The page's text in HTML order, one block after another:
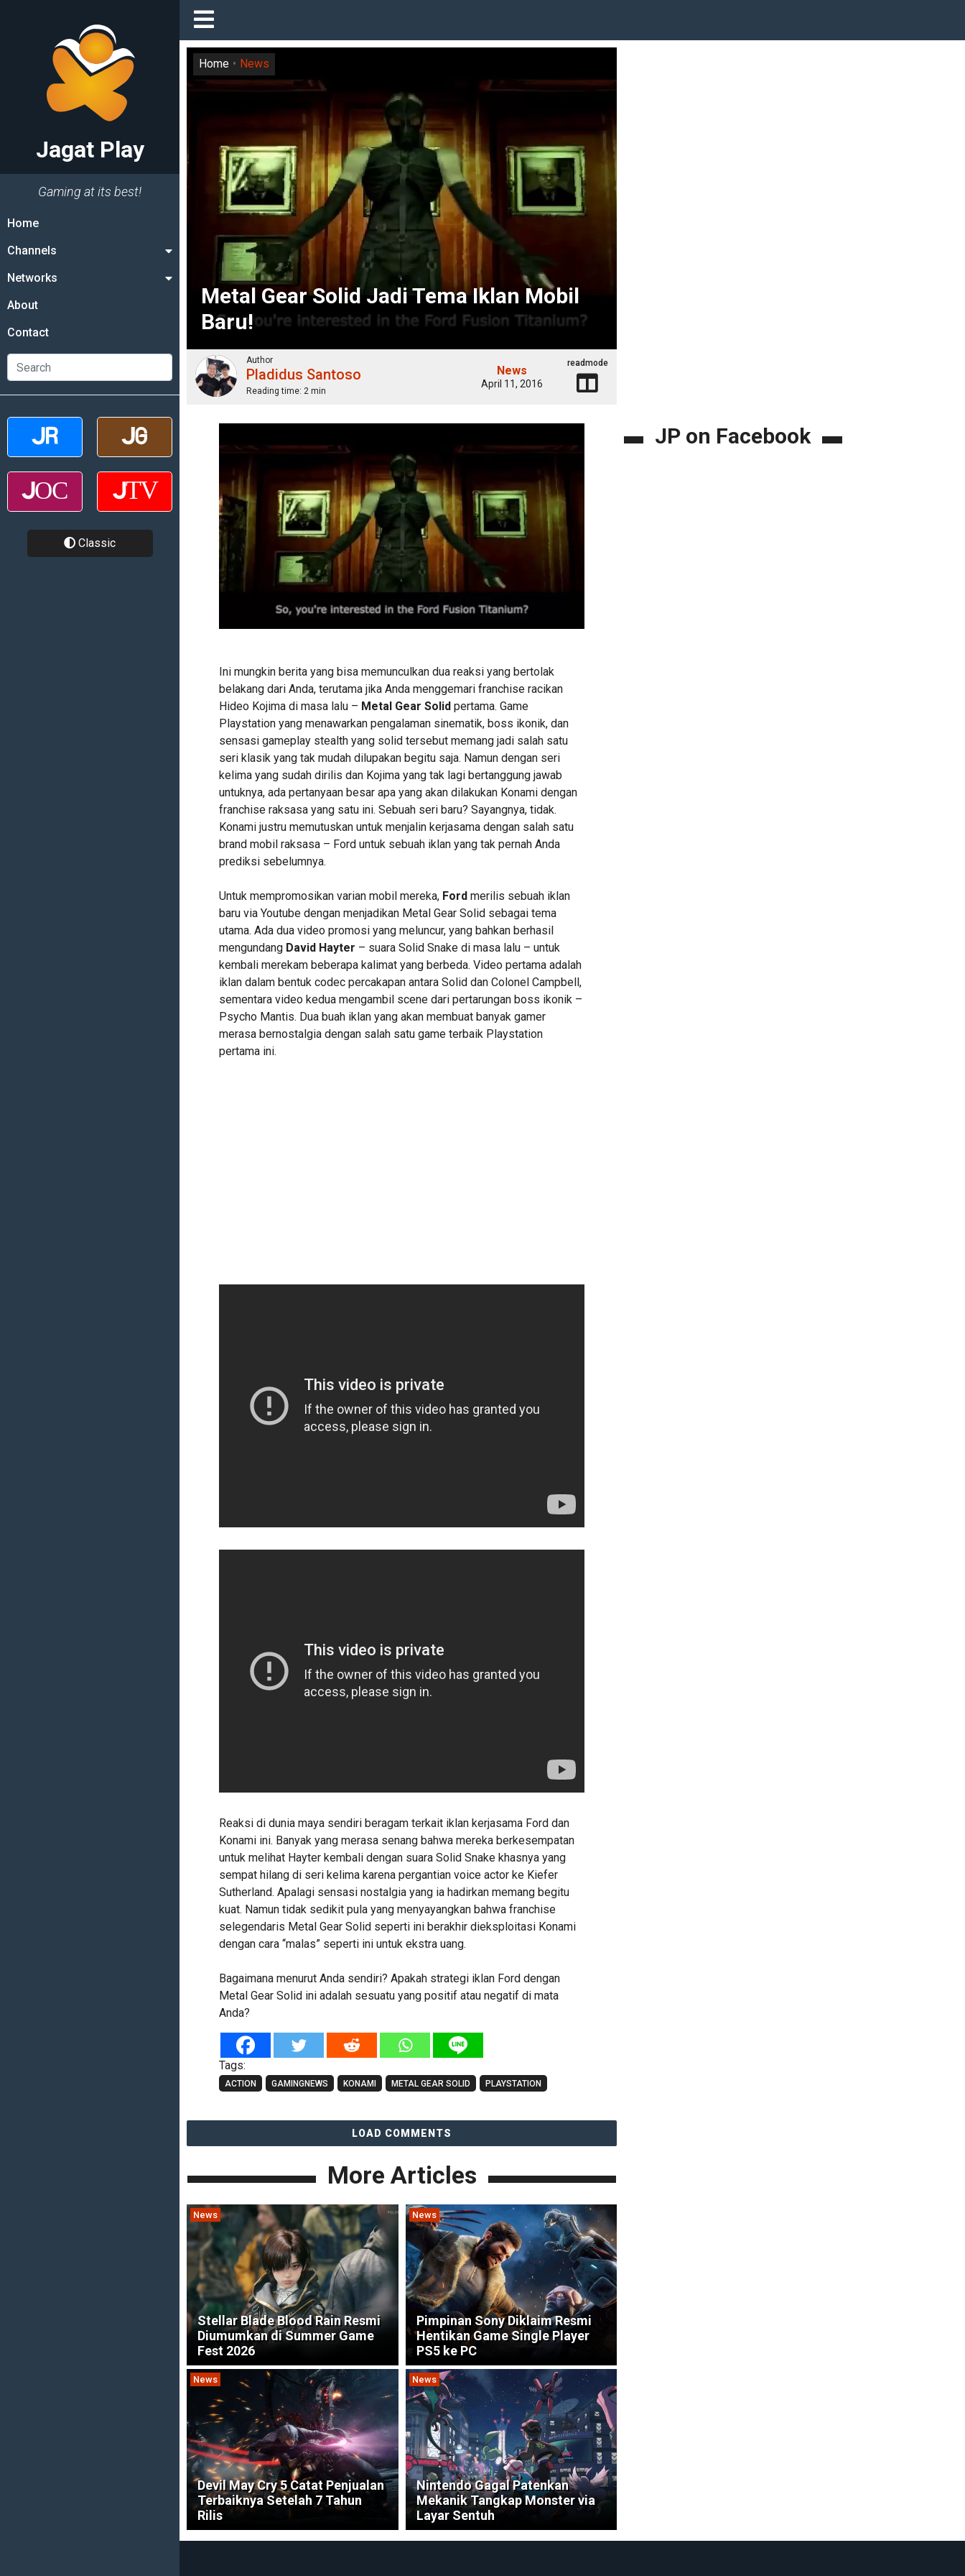
Jagat Play
Gaming at its best!
Home
Channels
Networks
About
Contact
Classic
Metal Gear Solid Jadi Tema Iklan Mobil
Baru!
Home News
Author
Pladidus Santoso
Reading time: 2 min
News
April 11, 2016
readmode
Ini mungkin berita yang bisa memunculkan dua reaksi yang bertolak
belakang dari Anda, terutama jika Anda menggemari franchise racikan
Hideo Kojima di masa lalu – Metal Gear Solidpertama. Game
Playstation yang menawarkan pengalaman sinematik, boss ikonik, dan
sensasi gameplay stealth yang solid tersebut memang jadi salah satu
seri klasik yang tak mudah dilupakan begitu saja. Namun dengan seri
kelima yang sudah dirilis dan Kojima yang tak lagi bertanggung jawab
untuknya, ada pertanyaan besar apa yang akan dilakukan Konami dengan
franchise raksasa yang satu ini. Sebuah seri baru? Sayangnya, tidak.
Konami justru memutuskan untuk menjalin kerjasama dengan salah satu
brand mobil raksasa – Ford untuk sebuah iklan yang tak pernah Anda
prediksi sebelumnya.
Untuk mempromosikan varian mobil mereka,Fordmerilis sebuah iklan
baru via Youtube dengan menjadikan Metal Gear Solid sebagai tema
utama. Ada dua video promosi yang meluncur, yang bahkan berhasil
mengundang David Hayter – suara Solid Snake di masa lalu – untuk
kembali merekam beberapa kalimat yang berbeda. Video pertama adalah
iklan dalam bentuk codec percakapan antara Solid dan Colonel Campbell,
sementara video kedua mengambil scene dari pertarungan boss ikonik –
Psycho Mantis. Dua buah iklan yang akan membuat banyak gamer
merasa bernostalgia dengan salah satu game terbaik Playstation
pertama ini.
Reaksi di dunia maya sendiri beragam terkait iklan kerjasama Ford dan
Konami ini. Banyak yang merasa senang bahwa mereka berkesempatan
untuk melihat Hayter kembali dengan suara Solid Snake khasnya yang
sempat hilang di seri kelima karena pergantian voice actor ke Kiefer
Sutherland. Apalagi sensasi nostalgia yang ia hadirkan memang begitu
kuat. Namun tidak sedikit pula yang menyayangkan bahwa franchise
selegendaris Metal Gear Solid seperti ini berakhir dieksploitasi Konami
dengan cara “malas” seperti ini untuk ekstra uang.
Bagaimana menurut Anda sendiri? Apakah strategi iklan Ford dengan
Metal Gear Solid ini adalah sesuatu yang positif atau negatif di mata
Anda?
Tags:
ACTION GAMINGNEWS KONAMI METAL GEAR SOLID PLAYSTATION
LOAD COMMENTS
More Articles
News
Stellar Blade Blood Rain Resmi
Diumumkan di Summer Game
Fest 2026
News
Pimpinan Sony Diklaim Resmi
Hentikan Game Single Player
PS5 ke PC
News
Devil May Cry 5 Catat Penjualan
Terbaiknya Setelah 7 Tahun
Rilis
News
Nintendo Gagal Patenkan
Mekanik Tangkap Monster via
Layar Sentuh
JP on Facebook